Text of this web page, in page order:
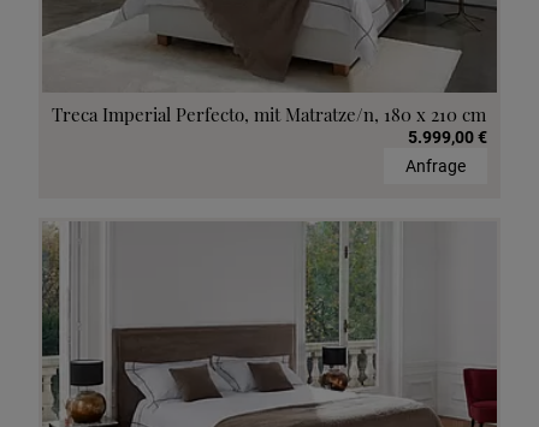
Treca Imperial Perfecto, mit Matratze/n, 180 x 210 cm
5.999,00 €
Anfrage